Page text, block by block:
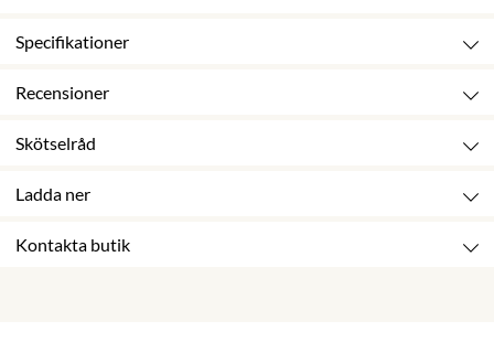
Specifikationer
Recensioner
Skötselråd
Ladda ner
Kontakta butik